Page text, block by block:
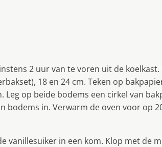
2 uur van te voren uit de
18 en 24 cm. Teken op
Leg op beide bodems een cirkel van
bodems in. Verwarm de oven voor op
vanillesuiker in een kom. Klop met de